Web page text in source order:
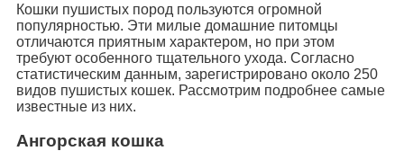
Кошки пушистых пород пользуются огромной
популярностью. Эти милые домашние питомцы
отличаются приятным характером, но при этом
требуют особенного тщательного ухода. Согласно
статистическим данным, зарегистрировано около 250
видов пушистых кошек. Рассмотрим подробнее самые
известные из них.
Ангорская кошка